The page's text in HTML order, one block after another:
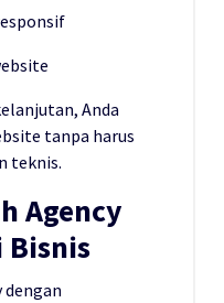
Anda
tanpa harus
teknis.
Agency
Bisnis
dengan